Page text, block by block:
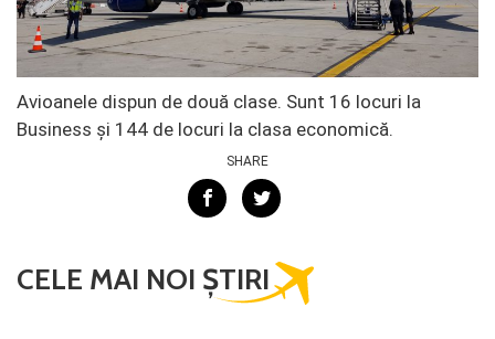
Avioanele dispun de două clase. Sunt 16 locuri la
Business și 144 de locuri la clasa economică.
SHARE
CELE MAI NOI ȘTIRI